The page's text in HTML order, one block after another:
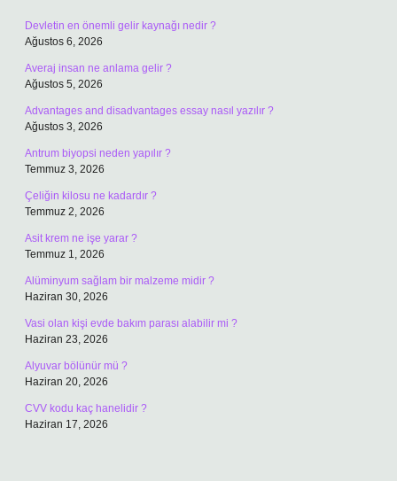
Devletin en önemli gelir kaynağı nedir ?
Ağustos 6, 2026
Averaj insan ne anlama gelir ?
Ağustos 5, 2026
Advantages and disadvantages essay nasıl yazılır ?
Ağustos 3, 2026
Antrum biyopsi neden yapılır ?
Temmuz 3, 2026
Çeliğin kilosu ne kadardır ?
Temmuz 2, 2026
Asit krem ne işe yarar ?
Temmuz 1, 2026
Alüminyum sağlam bir malzeme midir ?
Haziran 30, 2026
Vasi olan kişi evde bakım parası alabilir mi ?
Haziran 23, 2026
Alyuvar bölünür mü ?
Haziran 20, 2026
CVV kodu kaç hanelidir ?
Haziran 17, 2026